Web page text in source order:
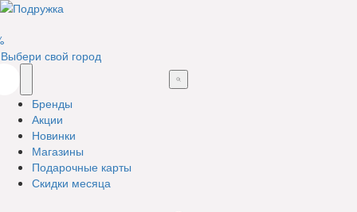
Выбери свой город
Бренды
Акции
Новинки
Магазины
Подарочные карты
Скидки месяца